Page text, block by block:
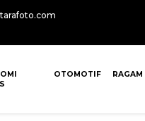
OTOMOTIF RAGAM